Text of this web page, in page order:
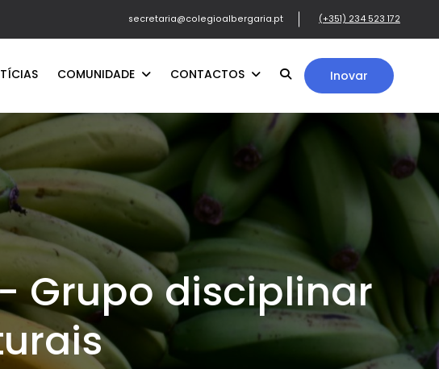
secretaria@colegioalbergaria.pt (+351) 234 523 172
COMUNIDADE CONTACTOS Inovar
Grupo disciplinar